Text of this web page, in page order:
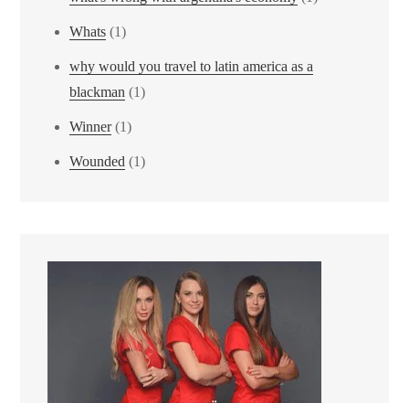
Whats (1)
why would you travel to latin america as a
blackman (1)
Winner(1)
Wounded (1)